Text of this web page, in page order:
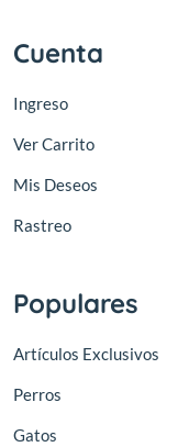
Cuenta
Ingreso
Ver Carrito
Mis Deseos
Rastreo
Populares
Artículos Exclusivos
Perros
Gatos